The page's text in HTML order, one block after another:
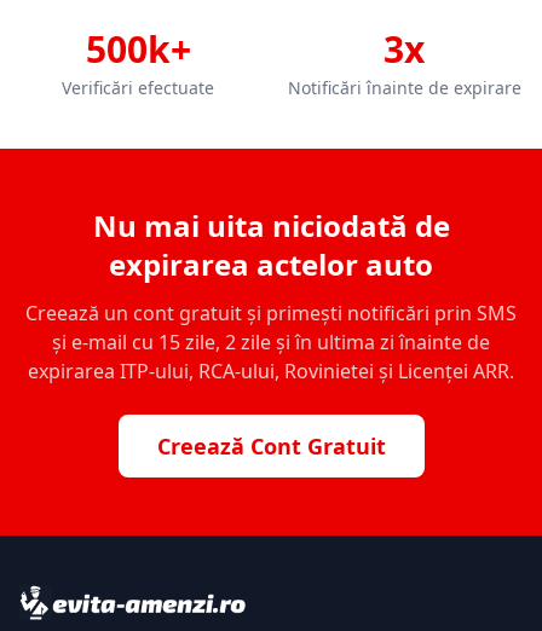
500k+
Verificări efectuate
3x
Notificări înainte de expirare
Nu mai uita niciodată de
expirarea actelor auto
Creează un cont gratuit și primești notificări prin SMS
și e-mail cu 15 zile, 2 zile și în ultima zi înainte de
expirarea ITP-ului, RCA-ului, Rovinietei și Licenței ARR.
Creează Cont Gratuit